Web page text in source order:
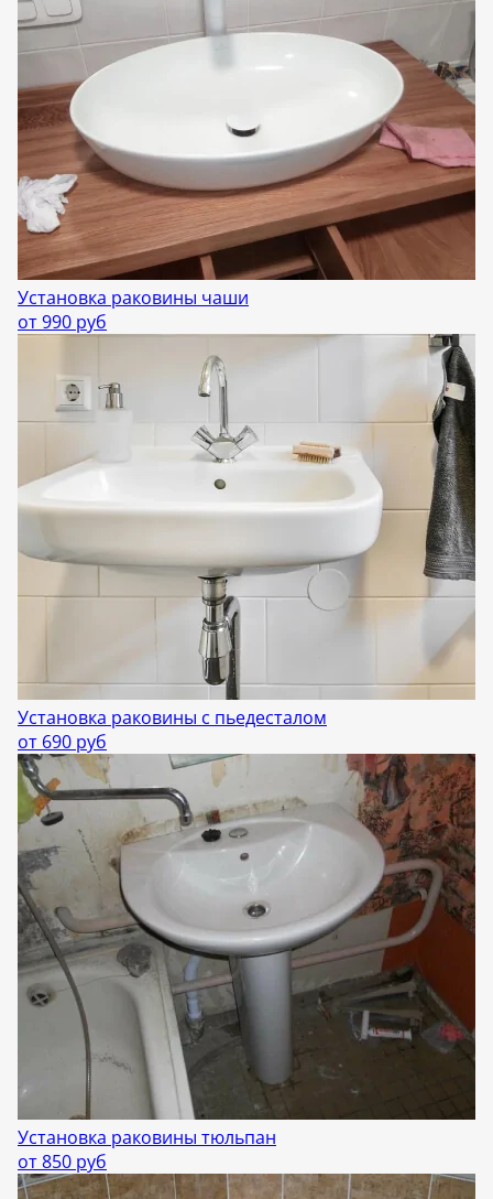
Установка раковины чаши
от 990 руб
Установка раковины с пьедесталом
от 690 руб
Установка раковины тюльпан
от 850 руб